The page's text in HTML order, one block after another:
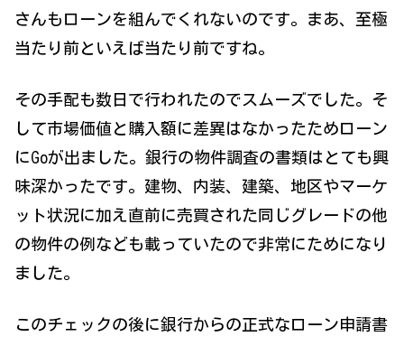
さんもローンを組んでくれないのです。まあ、至極
当たり前といえば当たり前ですね。
その手配も数日で行われたのでスムーズでした。そ
して市場価値と購入額に差異はなかったためローン
にGoが出ました。銀行の物件調査の書類はとても興
味深かったです。建物、内装、建築、地区やマーケ
ット状況に加え直前に売買された同じグレードの他
の物件の例なども載っていたので非常にためになり
ました。
このチェックの後に銀行からの正式なローン申請書